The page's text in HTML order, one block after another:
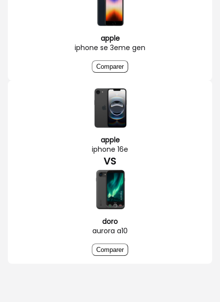
apple
iphone se 3eme gen
Comparer
apple
iphone 16e
VS
doro
aurora a10
Comparer